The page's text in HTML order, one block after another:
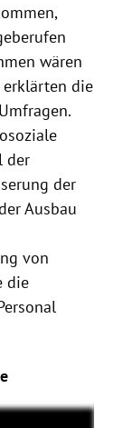
wären
die
der
der
Ausbau
von
die